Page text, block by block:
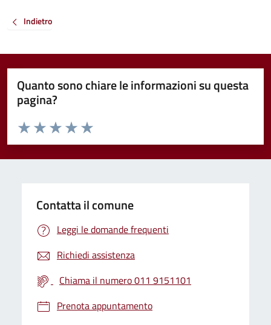
Indietro
Quanto sono chiare le informazioni su questa
pagina?
Valuta da 1 a 5 stelle la pagina
Valuta 5 stelle su 5
Valuta 4 stelle su 5
Valuta 3 stelle su 5
Valuta 2 stelle su 5
Valuta 1 stelle su 5
Contatta il comune
Leggi le domande frequenti
Richiedi assistenza
Chiama il numero 011 9151101
Prenota appuntamento